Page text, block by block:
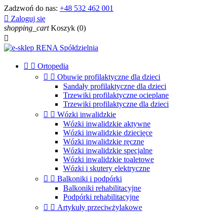
Zadzwoń do nas: +48 532 462 001
 Zaloguj się
shopping_cart Koszyk (0)

  Ortopedia
  Obuwie profilaktyczne dla dzieci
Sandały profilaktyczne dla dzieci
Trzewiki profilaktyczne ocieplane
Trzewiki profilaktyczne dla dzieci
  Wózki inwalidzkie
Wózki inwalidzkie aktywne
Wózki inwalidzkie dziecięce
Wózki inwalidzkie ręczne
Wózki inwalidzkie specjalne
Wózki inwalidzkie toaletowe
Wózki i skutery elektryczne
  Balkoniki i podpórki
Balkoniki rehabilitacyjne
Podpórki rehabilitacyjne
  Artykuły przeciwżylakowe